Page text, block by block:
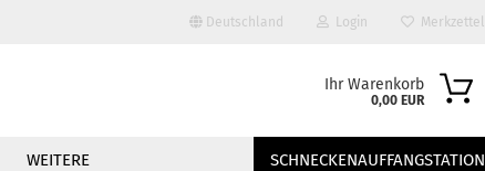
Deutschland Login Merkzettel
Ihr Warenkorb
0,00 EUR
SCHNECKENAUFFANGSTATION
WEITERE